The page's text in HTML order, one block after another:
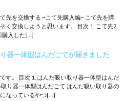
先を交換する ~こて先購入編~ こて先を購
く交換しようと思います。 目次 1. こて先2.
購入した[…]
器一体型はんだごてが届きました
す。 目次 1. はんだ吸い取り器一体型はんだ
り器一体型はんだごて はんだ吸い取り器の
なっているやつ[…]